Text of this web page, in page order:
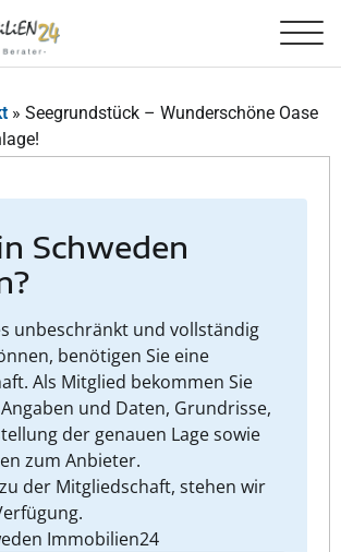
» Seegrundstück – Wunderschöne Oase
Schweden
unbeschränkt und vollständig
benötigen Sie eine
Als Mitglied bekommen Sie
und Daten, Grundrisse,
der genauen Lage sowie
zum Anbieter.
der Mitgliedschaft, stehen wir
Immobilien24